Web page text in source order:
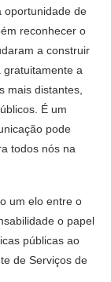
oportunidade de
reconhecer o
a construir
gratuitamente a
mais distantes,
É um
pode
todos nós na
um elo entre o
o papel
públicas ao
de Serviços de